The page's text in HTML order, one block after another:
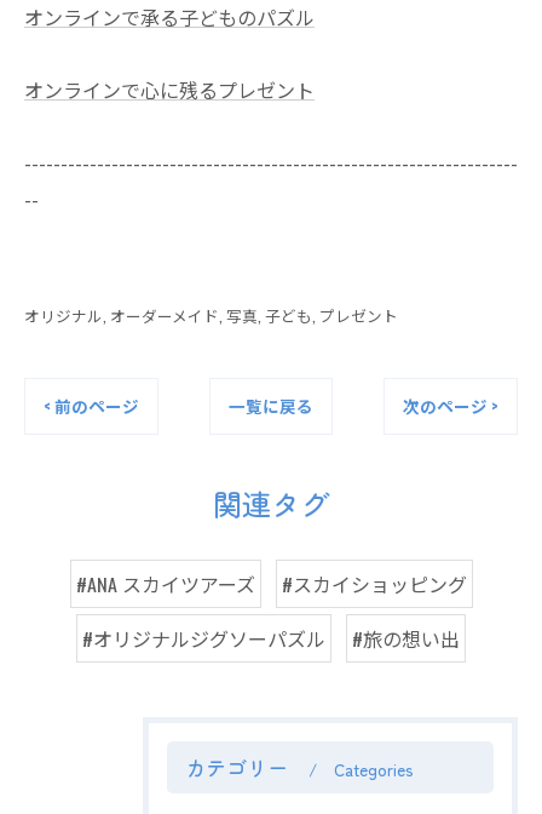
オンラインで承る子どものパズル
オンラインで心に残るプレゼント
--------------------------------------------------------------------
--
オリジナル オーダーメイド 写真 子ども プレゼント
< 前のページ 一覧に戻る 次のページ >
関連タグ
#ANA スカイツアーズ
#スカイショッピング
#オリジナルジグソーパズル
#旅の想い出
カテゴリー Categories